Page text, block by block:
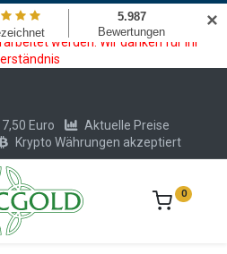
und Krypto Bezahlmodul. In der
können keine Krypto oder
werden. Wir danken für Ihr
Euro
Aktuelle Preise
Krypto Währungen akzeptiert
0
✕